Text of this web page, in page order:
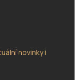
novinky i